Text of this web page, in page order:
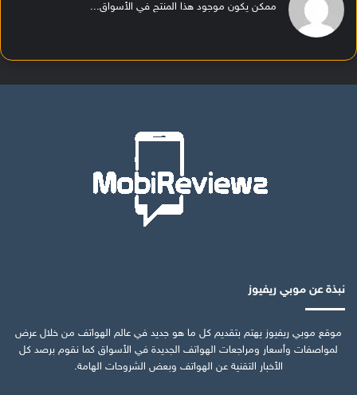
ممكن يكون موجود هذا المنتج في الأسواق...
نبذة عن موبي ريفيوز
موقع موبي ريفيوز يهتم بتقديم كل ما هو جديد في عالم الهواتف من خلال عرض
لمواصفات وأسعار ومراجعات الهواتف الجديدة في الأسواق كما نقوم برصد كل
الأخبار التقنية عن الهواتف وبعض الشروحات الهامة.